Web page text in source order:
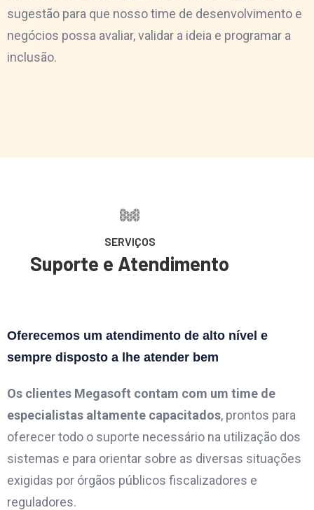
sugestão para que nosso time de desenvolvimento e
negócios possa avaliar, validar a ideia e programar a
inclusão.
SERVIÇOS
Suporte e Atendimento
Oferecemos um atendimento de alto nível e
sempre disposto a lhe atender bem
Os clientes Megasoft contam com um time de
especialistas altamente capacitados, prontos para
oferecer todo o suporte necessário na utilização dos
sistemas e para orientar sobre as diversas situações
exigidas por órgãos públicos fiscalizadores e
reguladores.